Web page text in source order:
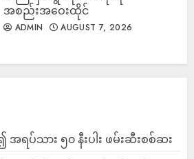
အစည်းအဝေးထိုင်
ADMIN AUGUST 7, 2026
အရပ်သား ၅၀ နီးပါး ဖမ်းဆီးစစ်ဆး